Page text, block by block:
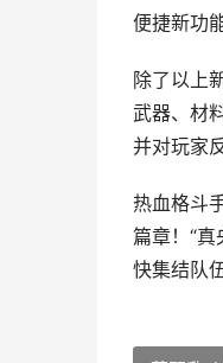
便捷新功
除了以上
武器、材
并对玩家
热血格斗
篇章！“
快集结队